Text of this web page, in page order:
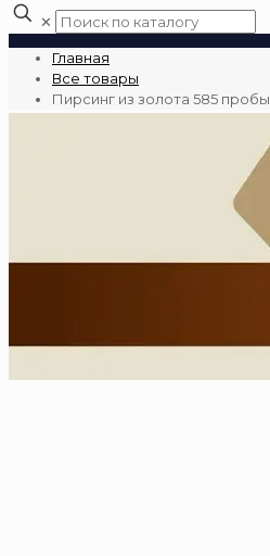
✕
Главная
Все товары
Пирсинг из золота 585 пробы